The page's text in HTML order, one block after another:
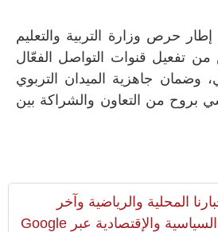
حرص وزارة التربية والتعليم
تفعيل قنوات التواصل الفعّال
وضمان جاهزية الميدان التربوي
بروح من التعاون والشراكة بين
المحلية والرياضية وآخر
المستجدات السياسية والإقتصادية عبر Google